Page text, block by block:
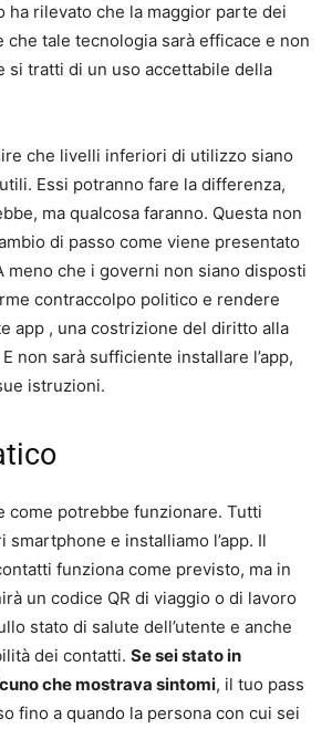
ha rilevato che la maggior parte dei
che tale tecnologia sarà efficace e non
si tratti di un uso accettabile della
che livelli inferiori di utilizzo siano
Essi potranno fare la differenza,
ma qualcosa faranno. Questa non
di passo come viene presentato
meno che i governi non siano disposti
contraccolpo politico e rendere
app , una costrizione del diritto alla
non sarà sufficiente installare l’app,
istruzioni.
come potrebbe funzionare. Tutti
e installiamo l’app. Il
funziona come previsto, ma in
un codice QR di viaggio o di lavoro
stato di salute dell’utente e anche
dei contatti. Se sei stato in
che mostrava sintomi, il tuo pass
fino a quando la persona con cui sei